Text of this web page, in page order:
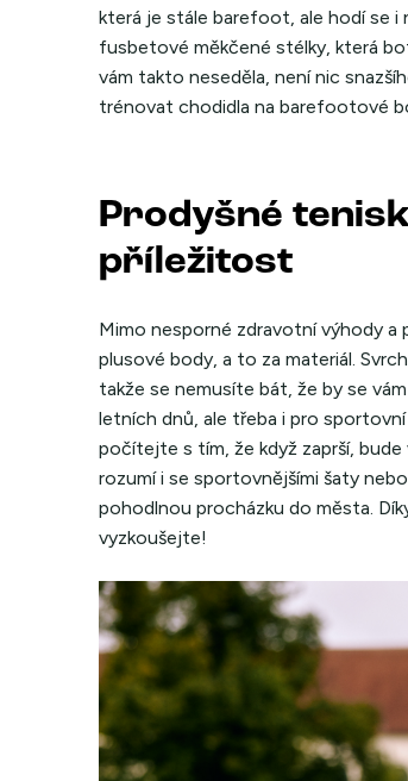
která je stále barefoot, ale hodí se i
fusbetové měkčené stélky, která
vám takto neseděla, není nic
trénovat chodidla na barefootové
Prodyšné
příležitost
Mimo nesporné zdravotní výhody a
plusové body, a to za materiál.
takže se nemusíte bát, že by se
letních dnů, ale třeba i pro
počítejte s tím, že když zaprší,
rozumí i se sportovnějšími šaty
pohodlnou procházku do města.
vyzkoušejte!